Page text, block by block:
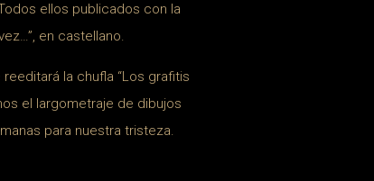
ellos publicados con la
en castellano.
reeditará la chufla “Los grafitis
el largometraje de dibujos
para nuestra tristeza.